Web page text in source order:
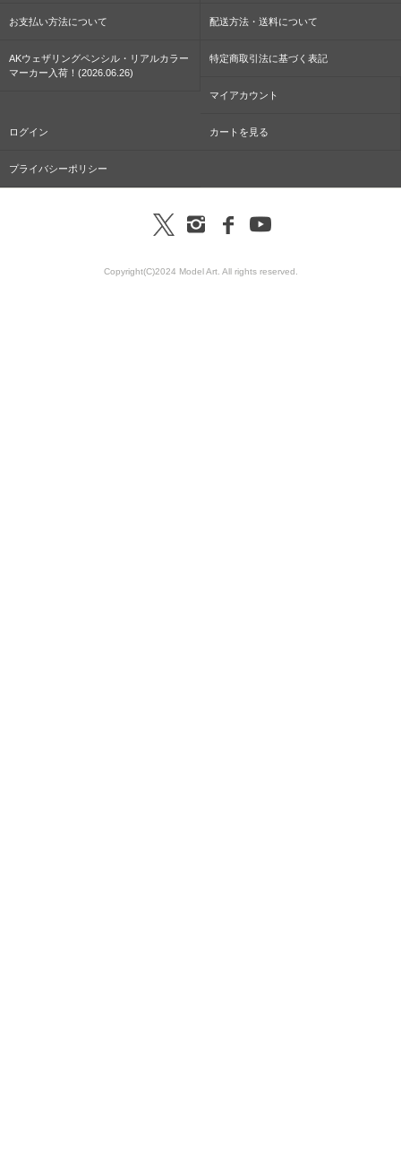
お支払い方法について 配送方法・送料について
AKウェザリングペンシル・リアルカラー
マーカー入荷！(2026.06.26)
特定商取引法に基づく表記
マイアカウント
ログイン カートを見る
プライバシーポリシー
Copyright(C)2024 Model Art. All rights reserved.